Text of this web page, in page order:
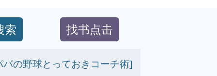
索 找书点击
の野球とっておきコーチ術]